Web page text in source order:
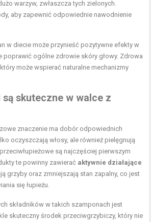
warzyw, zwłaszcza tych zielonych.
aby zapewnić odpowiednie nawodnienie
w diecie może przynieść pozytywne efekty w
poprawić ogólne zdrowie skóry głowy. Zdrowa
może wspierać naturalne mechanizmy
skuteczne w walce z
znaczenie ma dobór odpowiednich
oczyszczają włosy, ale również pielęgnują
są najczęściej pierwszym
te powinny zawierać aktywnie działające
grzyby oraz zmniejszają stan zapalny, co jest
się łupieżu.
składników w takich szamponach jest
skuteczny środek przeciwgrzybiczy, który nie